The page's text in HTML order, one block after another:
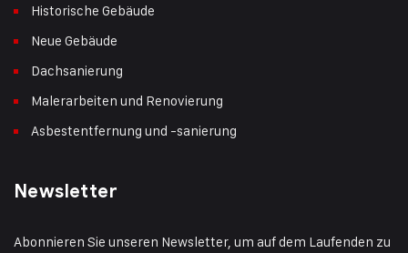
Historische Gebäude
Neue Gebäude
Dachsanierung
Malerarbeiten und Renovierung
Asbestentfernung und -sanierung
Newsletter
Abonnieren Sie unseren Newsletter, um auf dem Laufenden zu